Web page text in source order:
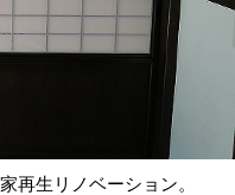
再生リノベーション。